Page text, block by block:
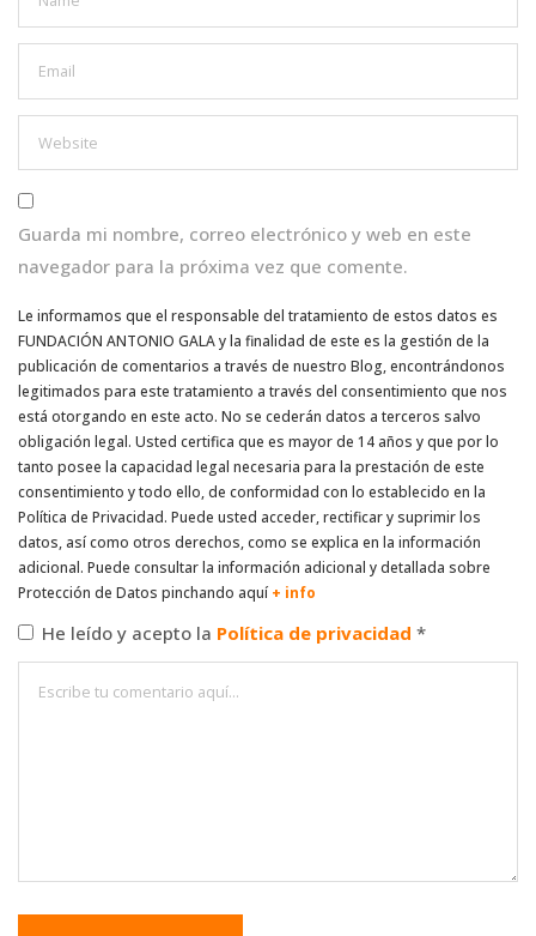
Guarda mi nombre, correo electrónico y web en este
navegador para la próxima vez que comente.
Le informamos que el responsable del tratamiento de estos datos es
FUNDACIÓN ANTONIO GALA y la finalidad de este es la gestión de la
publicación de comentarios a través de nuestro Blog, encontrándonos
legitimados para este tratamiento a través del consentimiento que nos
está otorgando en este acto. No se cederán datos a terceros salvo
obligación legal. Usted certifica que es mayor de 14 años y que por lo
tanto posee la capacidad legal necesaria para la prestación de este
consentimiento y todo ello, de conformidad con lo establecido en la
Política de Privacidad. Puede usted acceder, rectificar y suprimir los
datos, así como otros derechos, como se explica en la información
adicional. Puede consultar la información adicional y detallada sobre
Protección de Datos pinchando aquí + info
He leído y acepto la Política de privacidad *